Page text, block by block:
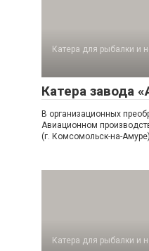
Катера для рыбалки и
Катера завода
B организационных
Авиационном
(г. Комсомольск-на-
Катера для рыбалки и